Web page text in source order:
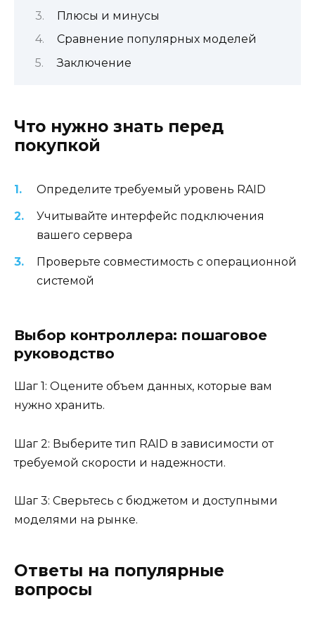
Плюсы и минусы
Сравнение популярных моделей
Заключение
Что нужно знать перед
покупкой
Определите требуемый уровень RAID
Учитывайте интерфейс подключения
вашего сервера
Проверьте совместимость с операционной
системой
Выбор контроллера: пошаговое
руководство
Шаг 1: Оцените объем данных, которые вам
нужно хранить.
Шаг 2: Выберите тип RAID в зависимости от
требуемой скорости и надежности.
Шаг 3: Сверьтесь с бюджетом и доступными
моделями на рынке.
Ответы на популярные
вопросы